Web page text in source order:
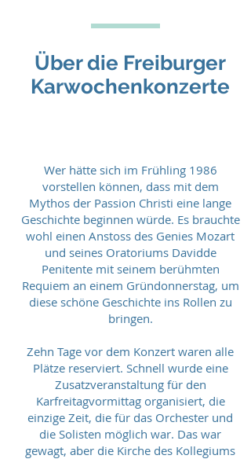
Über die Freiburger
Karwochenkonzerte
Wer hätte sich im Frühling 1986
vorstellen können, dass mit dem
Mythos der Passion Christi eine lange
Geschichte beginnen würde. Es brauchte
wohl einen Anstoss des Genies Mozart
und seines Oratoriums Davidde
Penitente mit seinem berühmten
Requiem an einem Gründonnerstag, um
diese schöne Geschichte ins Rollen zu
bringen.
Zehn Tage vor dem Konzert waren alle
Plätze reserviert. Schnell wurde eine
Zusatzveranstaltung für den
Karfreitagvormittag organisiert, die
einzige Zeit, die für das Orchester und
die Solisten möglich war. Das war
gewagt, aber die Kirche des Kollegiums